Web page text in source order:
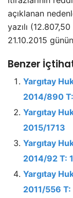
açıklanan
yazılı
21.10.2015
Benzer
Yargıtay
2014/890
Yargıtay
2015/1713
Yargıtay
2014/92 T:
Yargıtay
2011/556